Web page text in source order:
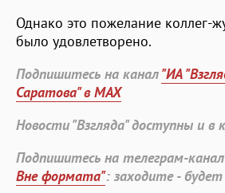
Однако это пожелание коллег-
было удовлетворено.
Подпишитесь на канал"ИА
Саратова" в MAX
Новости "Взгляда" доступны и в
Подпишитесь на телеграм-канал
Вне формата": заходите -